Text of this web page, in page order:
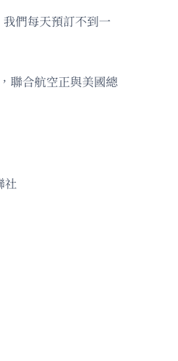
們每天預訂不到一
聯合航空正與美國總
社